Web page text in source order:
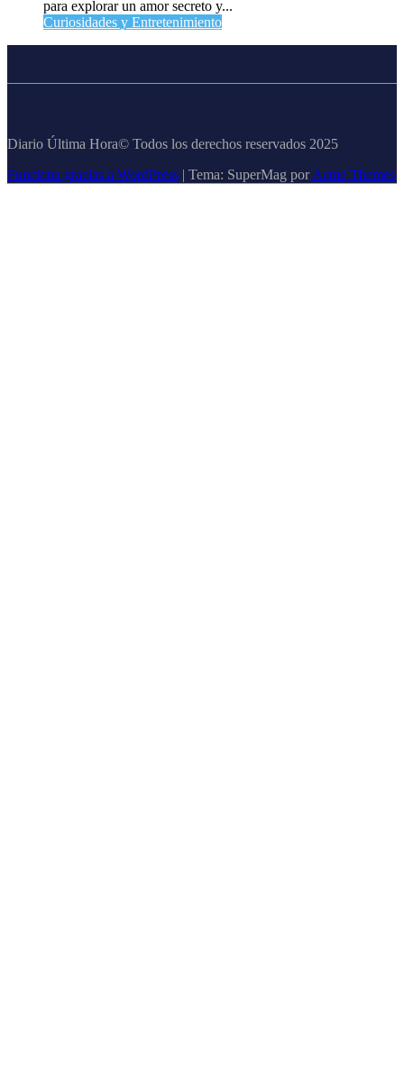
para explorar un amor secreto y...
Curiosidades y Entretenimiento
Diario Última Hora© Todos los derechos reservados 2025
Funciona gracias a WordPress | Tema: SuperMag porAcme Themes